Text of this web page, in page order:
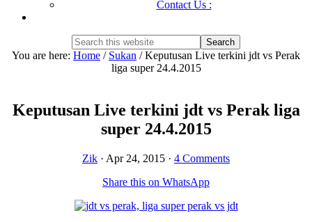
Contact Us :
Search
this
Hide
Search
You are here: Home / Sukan /Keputusan Live terkini jdt vs Perak
liga super 24.4.2015
Keputusan Live terkini jdt vs Perak liga
super 24.4.2015
Zik · Apr 24, 2015 · 4 Comments
Share this on WhatsApp